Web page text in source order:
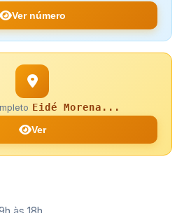
Ver número
Eidé Morena...
Ver